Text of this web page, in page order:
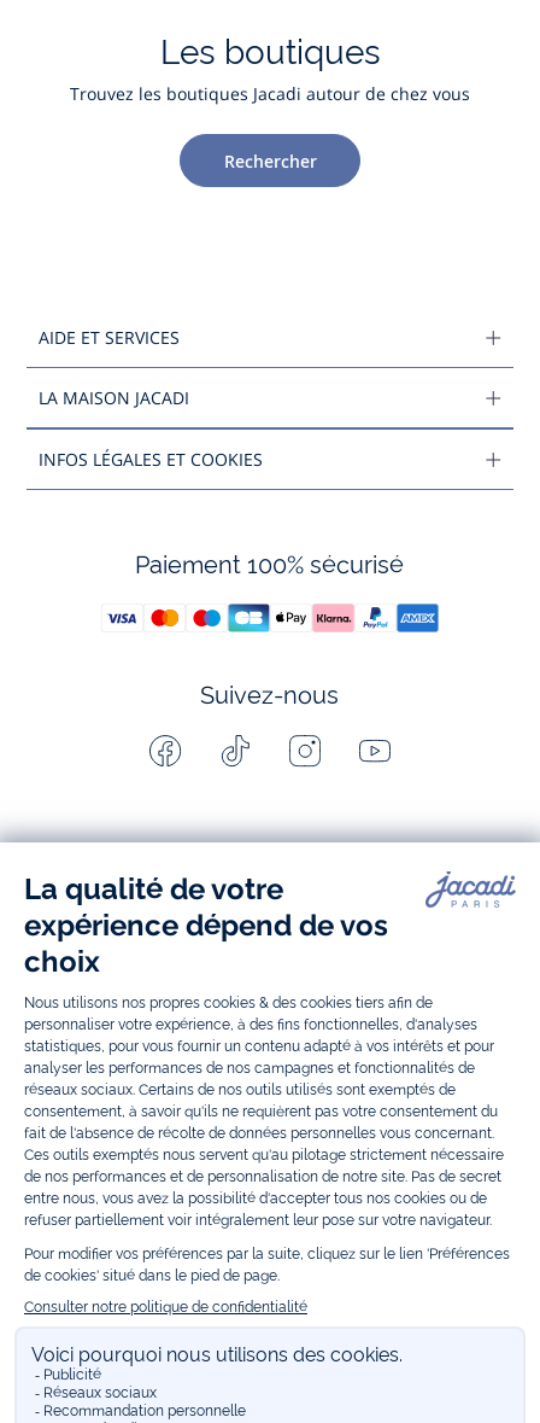
Les boutiques
Trouvez les boutiques Jacadi autour de chez vous
Rechercher
AIDE ET SERVICES
LA MAISON JACADI
INFOS LÉGALES ET COOKIES
Paiement 100% sécurisé
Suivez-nous
Facebook
Paris
Tiktok
Paris
Instagram
Paris
Youtube
Paris
vêtements etchaussures
, à la fois élégants et intemporels. Retrouvez,
entre autres, nos collections de body, blouse et combinaison pour les
nouveaux-nés
, de t-shirt, pull et short pour les
et de pantalons,
chaussettes et accessoires pour les enfantsde 1 mois à 12 ans.
Découvrez nos collections mode et tendance pour filles et garçons.
Grâce àJacadi Seconde Vie
trouvez des idéescadeaux de Noël. Un heureux événement est arrivé ?
Retrouvez nos idéescadeaux de naissance, ainsi que lemobilier
Bénéficiez également de prix réduits avec nos collections spéciales de
vêtements enfants en soldeset de notrecollection Outlettoute l’année.
Guettez lespromotions Prix Doux, une opération spéciale Jacadi avec
des vêtements enfant à prix tout ronds. Adhérez au programme de
Fidélité Jacadi afin de profiter desventes privées. Retrouvez la collection
Les Essentielset ses vêtements emblématiques aux couleurs de la
marque, la collectionReflexaux vêtements originaux et ludiques avec
des détails réfléchissants, la collectionSport Chicaussi innovante
qu'élégante, ainsi que les Petits tricotspour compléter le vestiaire de
bébé. Pour passer l’automne et l’hiver au chaud, Jacadi vous propose une
lesJolis Jours, c’est l’occasion de retrouver la nouvelle collection Jacadi
bébé et enfant à prix doux. Un mariage, un baptême, une communion de
prévue ? Trouvez unetenue de cérémonie
les sacsTohana, confectionnés en partenariat avec l'Association
situation de grande précarité d’apprendre le métier de couturière.
Découvrez aussi
transmettre. Pour bien s'équiper pour la
besoins des écoles, retrouvez une